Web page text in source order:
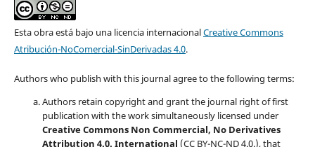
Esta obra está bajo una licencia internacionalCreative Commons
Atribución-NoComercial-SinDerivadas 4.0.
Authors who publish with this journal agree to the following terms:
Authors retain copyright and grant the journal right of first
publication with the work simultaneously licensed under
Creative Commons Non Commercial, No Derivatives
Attribution 4.0. International (CC BY-NC-ND 4.0.), that